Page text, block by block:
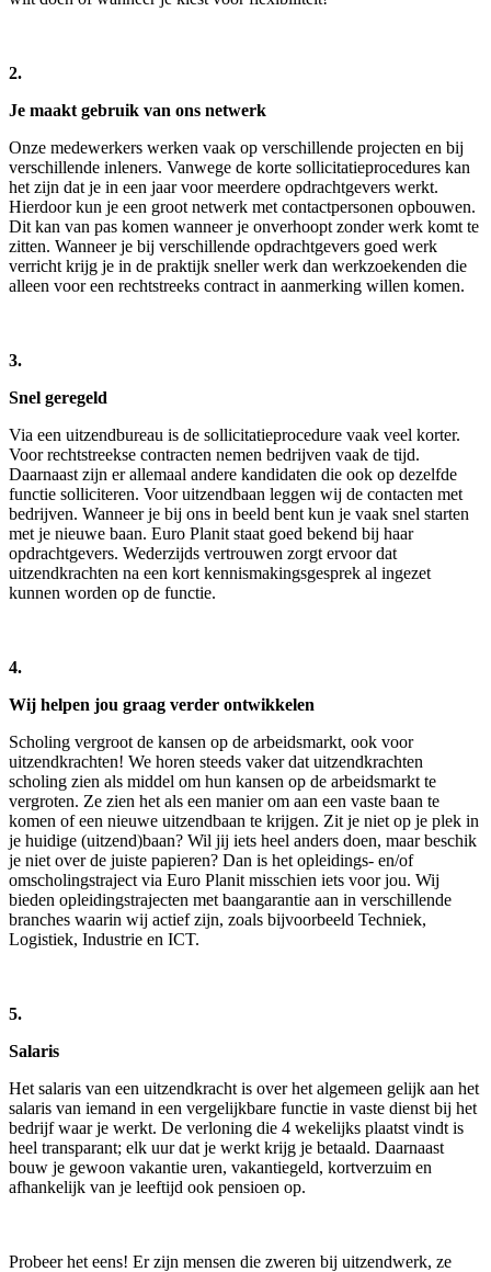
2.
Je maakt gebruik van ons netwerk
Onze medewerkers werken vaak op verschillende projecten en bij
verschillende inleners. Vanwege de korte sollicitatieprocedures kan
het zijn dat je in een jaar voor meerdere opdrachtgevers werkt.
Hierdoor kun je een groot netwerk met contactpersonen opbouwen.
Dit kan van pas komen wanneer je onverhoopt zonder werk komt te
zitten. Wanneer je bij verschillende opdrachtgevers goed werk
verricht krijg je in de praktijk sneller werk dan werkzoekenden die
alleen voor een rechtstreeks contract in aanmerking willen komen.
3.
Snel geregeld
Via een uitzendbureau is de sollicitatieprocedure vaak veel korter.
Voor rechtstreekse contracten nemen bedrijven vaak de tijd.
Daarnaast zijn er allemaal andere kandidaten die ook op dezelfde
functie solliciteren. Voor uitzendbaan leggen wij de contacten met
bedrijven. Wanneer je bij ons in beeld bent kun je vaak snel starten
met je nieuwe baan. Euro Planit staat goed bekend bij haar
opdrachtgevers. Wederzijds vertrouwen zorgt ervoor dat
uitzendkrachten na een kort kennismakingsgesprek al ingezet
kunnen worden op de functie.
4.
Wij helpen jou graag verder ontwikkelen
Scholing vergroot de kansen op de arbeidsmarkt, ook voor
uitzendkrachten! We horen steeds vaker dat uitzendkrachten
scholing zien als middel om hun kansen op de arbeidsmarkt te
vergroten. Ze zien het als een manier om aan een vaste baan te
komen of een nieuwe uitzendbaan te krijgen. Zit je niet op je plek in
je huidige (uitzend)baan? Wil jij iets heel anders doen, maar beschik
je niet over de juiste papieren? Dan is het opleidings- en/of
omscholingstraject via Euro Planit misschien iets voor jou. Wij
bieden opleidingstrajecten met baangarantie aan in verschillende
branches waarin wij actief zijn, zoals bijvoorbeeld Techniek,
Logistiek, Industrie en ICT.
5.
Salaris
Het salaris van een uitzendkracht is over het algemeen gelijk aan het
salaris van iemand in een vergelijkbare functie in vaste dienst bij het
bedrijf waar je werkt. De verloning die 4 wekelijks plaatst vindt is
heel transparant; elk uur dat je werkt krijg je betaald. Daarnaast
bouw je gewoon vakantie uren, vakantiegeld, kortverzuim en
afhankelijk van je leeftijd ook pensioen op.
Probeer het eens! Er zijn mensen die zweren bij uitzendwerk, ze